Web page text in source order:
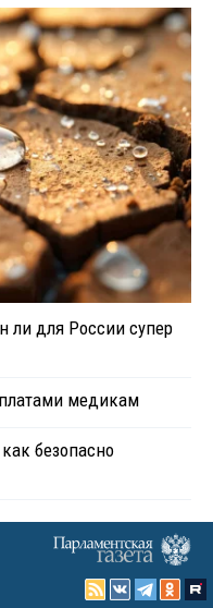
ли для России супер
медикам
безопасно